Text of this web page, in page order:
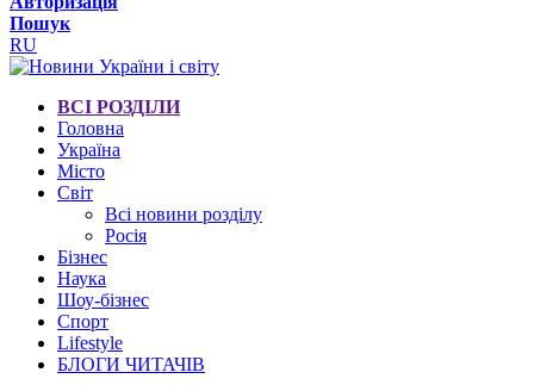
Пошук
RU
ВСІ РОЗДІЛИ
Головна
Україна
Місто
Світ
Всі новини розділу
Росія
Бізнес
Наука
Шоу-бізнес
Спорт
Lifestyle
БЛОГИ ЧИТАЧІВ